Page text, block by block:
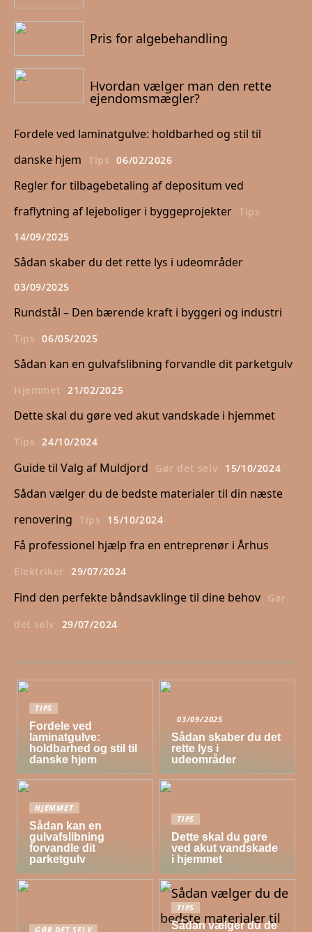
Pris for algebehandling
Hvordan vælger man den rette
ejendomsmægler?
Fordele ved laminatgulve: holdbarhed og stil til
danske hjem Tips 06/02/2026
Regler for tilbagebetaling af depositum ved
fraflytning af lejeboliger i byggeprojekter Tips
14/09/2025
Sådan skaber du det rette lys i udeområder
03/09/2025
Rundstål – Den bærende kraft i byggeri og industri
Tips 06/05/2025
Sådan kan en gulvafslibning forvandle dit parketgulv
Hjemmet 21/02/2025
Dette skal du gøre ved akut vandskade i hjemmet
Tips 24/10/2024
Guide til Valg af Muldjord Gør det selv 15/10/2024
Sådan vælger du de bedste materialer til din næste
renovering Tips 15/10/2024
Få professionel hjælp fra en entreprenør i Århus
Elektriker 29/07/2024
Find den perfekte båndsavklinge til dine behov Gør
det selv
29/07/2024
TIPS
Fordele ved
laminatgulve:
holdbarhed og stil til
danske hjem
03/09/2025
Sådan skaber du det
rette lys i
udeområder
HJEMMET
Sådan kan en
gulvafslibning
forvandle dit
parketgulv
TIPS
Dette skal du gøre
ved akut vandskade
i hjemmet
GØR DET SELV
TIPS
Sådan vælger du de